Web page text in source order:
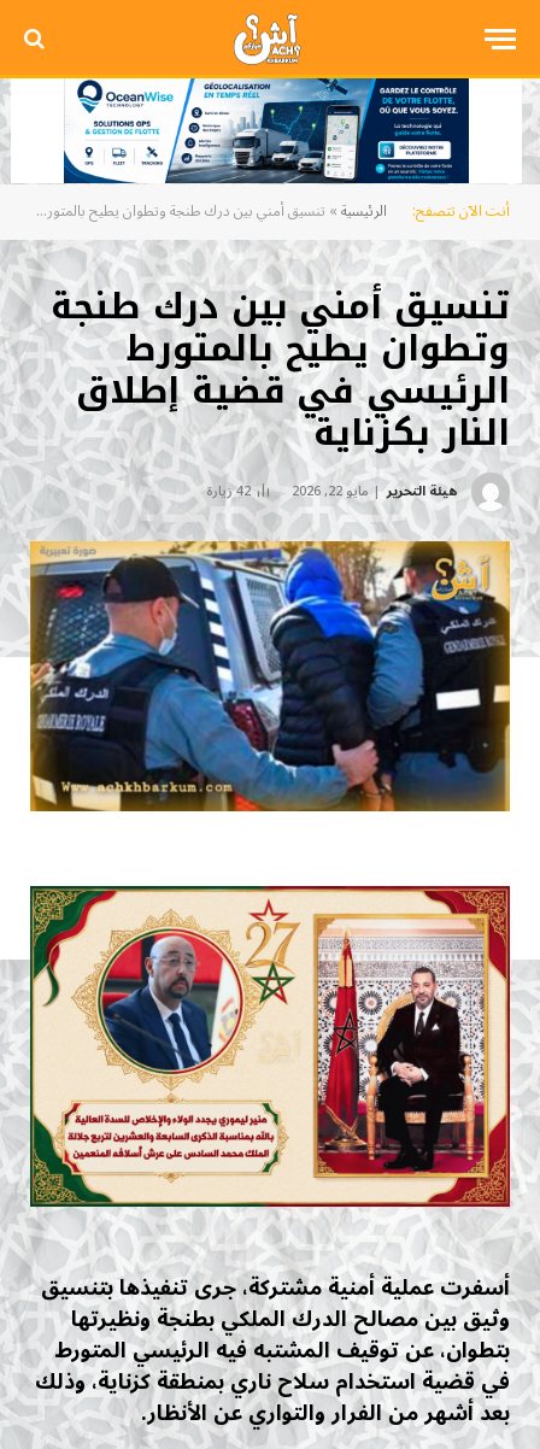
أنت الآن تتصفح: الرئيسية» تنسيق أمني بين درك طنجة وتطوان يطيح بالمتورط الرئيسي في قضية إطلاق النار بكزناية
تنسيق أمني بين درك طنجة
وتطوان يطيح بالمتورط
الرئيسي في قضية إطلاق
النار بكزناية
هيئة التحرير مايو 22, 2026 42زيارة
أسفرت عملية أمنية مشتركة، جرى تنفيذها بتنسيق
وثيق بين مصالح الدرك الملكي بطنجة ونظيرتها
بتطوان، عن توقيف المشتبه فيه الرئيسي المتورط
في قضية استخدام سلاح ناري بمنطقة كزناية، وذلك
بعد أشهر من الفرار والتواري عن الأنظار.